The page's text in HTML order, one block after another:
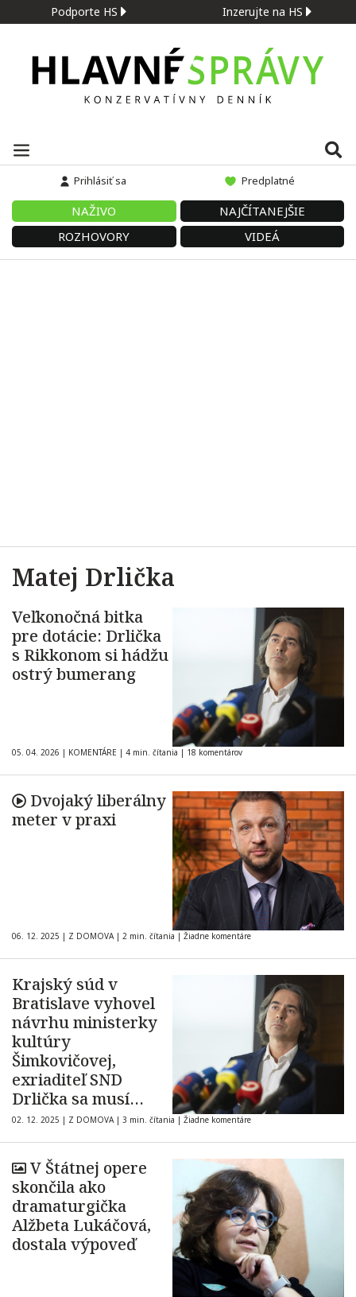
Podporte HS Inzerujte na HS
Prihlásiť sa Predplatné
NAŽIVO
NAJČÍTANEJŠIE
ROZHOVORY
VIDEÁ
Matej Drlička
Veľkonočná bitka
pre dotácie: Drlička
s Rikkonom si hádžu
ostrý bumerang
05. 04. 2026 | KOMENTÁRE | 4 min. čítania | 18 komentárov
Dvojaký liberálny
meter v praxi
06. 12. 2025 | Z DOMOVA | 2 min. čítania | Žiadne komentáre
Krajský súd v
Bratislave vyhovel
návrhu ministerky
kultúry
Šimkovičovej,
exriaditeľ SND
Drlička sa musí
zdržať vyjadrení na
jej adresu
02. 12. 2025 | Z DOMOVA | 3 min. čítania | Žiadne komentáre
V Štátnej opere
skončila ako
dramaturgička
Alžbeta Lukáčová,
dostala výpoveď